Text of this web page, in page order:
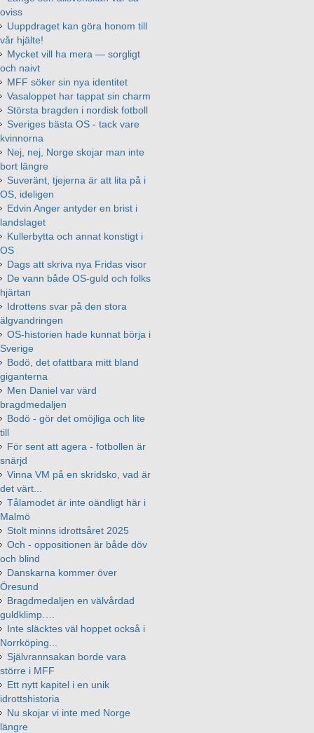
oviss
Uuppdraget kan göra honom till
vår hjälte!
Mycket vill ha mera — sorgligt
och naivt
MFF söker sin nya identitet
Vasaloppet har tappat sin charm
Största bragden i nordisk fotboll
Sveriges bästa OS - tack vare
kvinnorna
Nej, nej, Norge skojar man inte
bort längre
Suveränt, tjejerna är att lita på i
OS, ideligen
Edvin Anger antyder en brist i
landslaget
Kullerbytta och annat konstigt i
OS
Dags att skriva nya Fridas visor
De vann både OS-guld och folks
hjärtan
Idrottens svar på den stora
älgvandringen
OS-historien hade kunnat börja i
Sverige
Bodö, det ofattbara mitt bland
giganterna
Men Daniel var värd
bragdmedaljen
Bodö - gör det omöjliga och lite
till
För sent att agera - fotbollen är
snärjd
Vinna VM på en skridsko, vad är
det värt...
Tålamodet är inte oändligt här i
Malmö
Stolt minns idrottsåret 2025
Och - oppositionen är både döv
och blind
Danskarna kommer över
Öresund
Bragdmedaljen en välvårdad
guldklimp….
Inte släcktes väl hoppet också i
Norrköping...
Självrannsakan borde vara
större i MFF
Ett nytt kapitel i en unik
idrottshistoria
Nu skojar vi inte med Norge
längre